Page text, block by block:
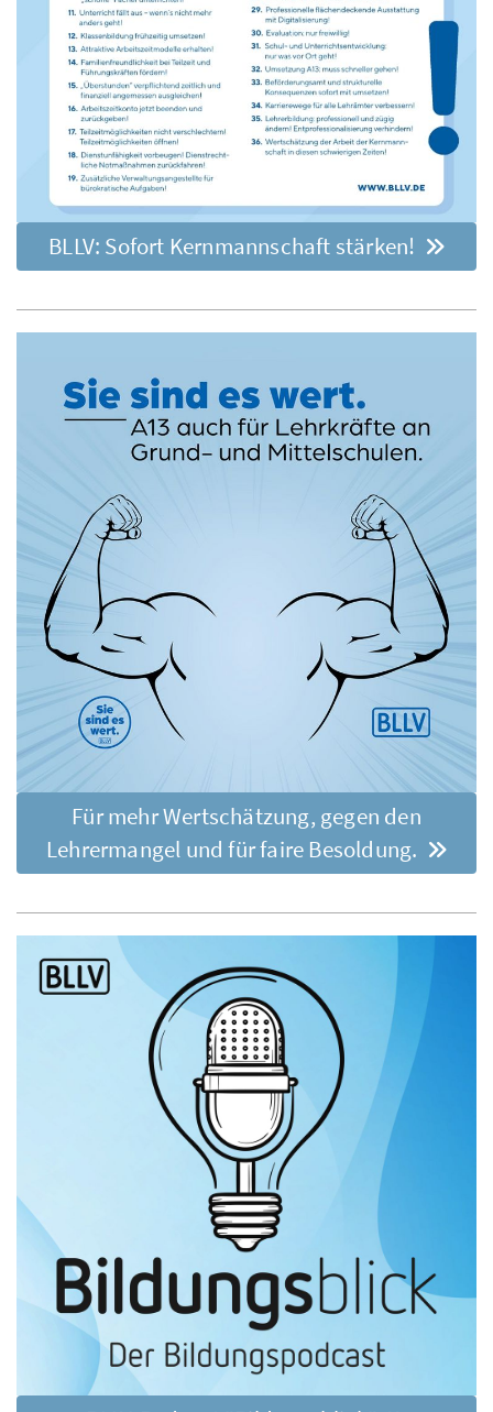
BLLV: Sofort Kernmannschaft stärken!
Für mehr Wertschätzung, gegen den
Lehrermangel und für faire Besoldung.